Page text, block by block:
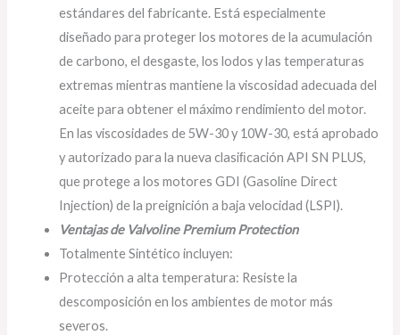
estándares del fabricante. Está especialmente
diseñado para proteger los motores de la acumulación
de carbono, el desgaste, los lodos y las temperaturas
extremas mientras mantiene la viscosidad adecuada del
aceite para obtener el máximo rendimiento del motor.
En las viscosidades de 5W-30 y 10W-30, está aprobado
y autorizado para la nueva clasiﬁcación API SN PLUS,
que protege a los motores GDI (Gasoline Direct
Injection) de la preignición a baja velocidad (LSPI).
Ventajas de Valvoline Premium Protection
Totalmente Sintético incluyen:
Protección a alta temperatura: Resiste la
descomposición en los ambientes de motor más
severos.